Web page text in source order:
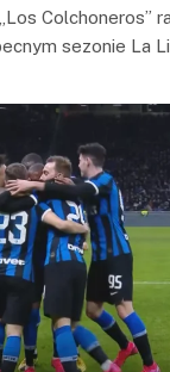
Colchoneros”
sezonie La